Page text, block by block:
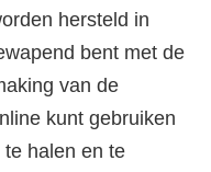
hersteld in
bent met de
van de
kunt gebruiken
halen en te